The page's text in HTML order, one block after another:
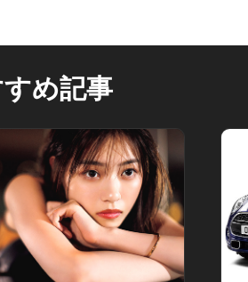
め記事